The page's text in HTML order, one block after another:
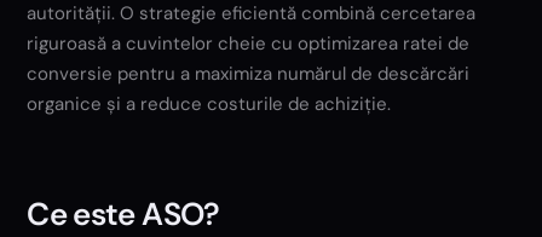
autorității. O strategie eficientă combină cercetarea
riguroasă a cuvintelor cheie cu optimizarea ratei de
conversie pentru a maximiza numărul de descărcări
organice și a reduce costurile de achiziție.
Ce este ASO?